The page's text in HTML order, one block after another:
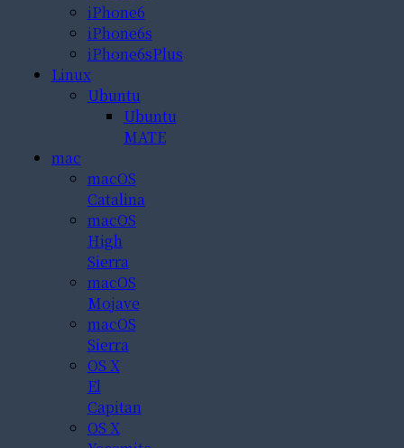
iPhone6
iPhone6s
iPhone6sPlus
Linux
Ubuntu
Ubuntu
MATE
mac
macOS
Catalina
macOS
High
Sierra
macOS
Mojave
macOS
Sierra
OS X
El
Capitan
OS X